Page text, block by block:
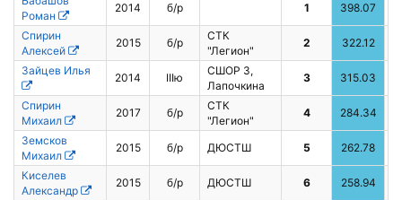
Роман
2014 б/р 1 398.07
Спирин
Алексей
2015 б/р
СТК
"Легион"
2 322.12
Зайцев Илья
2014 IIIю
СШОР 3,
Лапочкина
3 315.03
Спирин
Михаил
2017 б/р
СТК
"Легион"
4 284.34
Земсков
Михаил
2015 б/р ДЮСТШ 5 262.78
Киселев
Александр
2015 б/р ДЮСТШ 6 258.94